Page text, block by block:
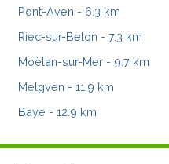
Pont-Aven - 6.3 km
Riec-sur-Belon - 7.3 km
Moëlan-sur-Mer - 9.7 km
Melgven - 11.9 km
Baye - 12.9 km